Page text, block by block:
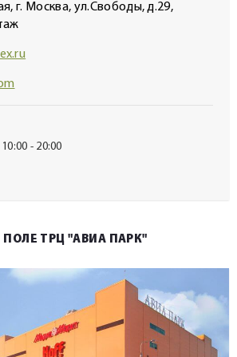
г. Москва, ул.Свободы, д.29,
10:00 - 20:00
ПОЛЕ ТРЦ "АВИА ПАРК"